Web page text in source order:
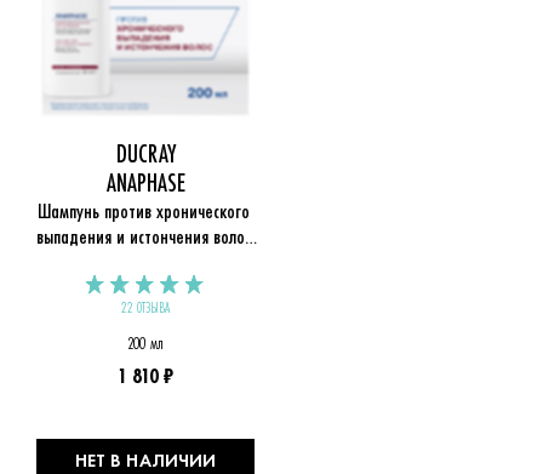
DUCRAY
ANAPHASE
Шампунь против хронического
выпадения и истончения волос
22 ОТЗЫВА
200 мл
1 810 ₽
НЕТ В НАЛИЧИИ